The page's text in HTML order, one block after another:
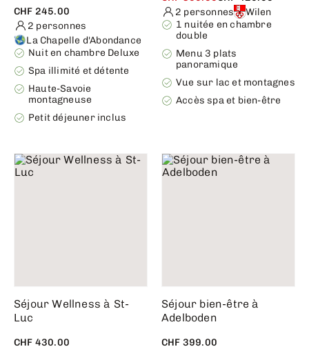
CHF 245.00
2 personnes
La Chapelle d'Abondance
Nuit en chambre Deluxe
Spa illimité et détente
Haute-Savoie
montagneuse
Petit déjeuner inclus
2 personnes
Wilen
1 nuitée en chambre
double
Menu 3 plats
panoramique
Vue sur lac et montagnes
Accès spa et bien-être
Séjour Wellness à St-
Luc
CHF 430.00
Séjour bien-être à
Adelboden
CHF 399.00